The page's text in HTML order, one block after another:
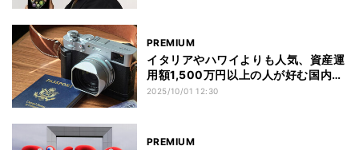
PREMIUM
イタリアやハワイよりも人気、資産運
用額1,500万円以上の人が好む国内の
旅先とは?
2025/10/01 12:30
PREMIUM